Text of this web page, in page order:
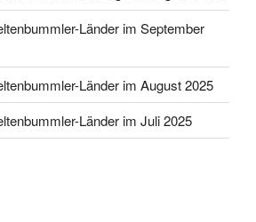
Länder im September
Länder im August 2025
Länder im Juli 2025